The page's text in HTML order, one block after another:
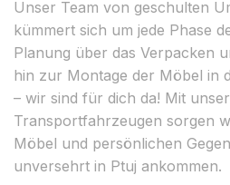
Unser Team von geschulten
kümmert sich um jede Phase
Planung über das Verpacken
hin zur Montage der Möbel in
– wir sind für dich da! Mit
Transportfahrzeugen sorgen
Möbel und persönlichen
unversehrt in Ptuj ankommen.